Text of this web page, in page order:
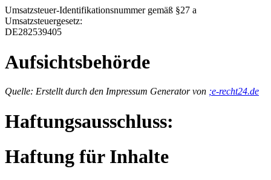
Umsatzsteuer-Identifikationsnummer gemäß §27 a
Umsatzsteuergesetz:
DE282539405
Aufsichtsbehörde
Quelle: Erstellt durch den Impressum Generator von ;e-recht24.de
Haftungsausschluss:
Haftung für Inhalte